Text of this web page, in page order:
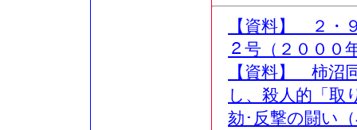
【資料】 ２・
２号（２０００
【資料】 柿沼
し、殺人的「取
劾･反撃の闘い